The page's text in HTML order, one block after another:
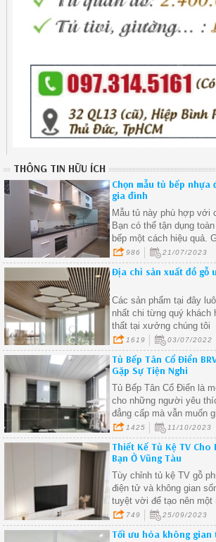
THÔNG TIN HỮU ÍCH
Chọn mẫu tủ bếp nhựa
gia đình
Mẫu tủ này phù hợp với
Bạn có thể tận dụng
bếp một cách hiệu quả.
và tạo cảm giác rộng rãi
ngăn kệ sẽ giúp bạn
ngăn nắp và tiện lợi.
986 21/07/2023
Địa chỉ sản xuất đồ gỗ
Các sản phẩm tại đây
nhất chi từng quý khách
thất tại xưởng chúng tôi
1619 03/07/2022
Tủ Bếp Tân Cổ Điển
Gặp Sự Tiện Nghi
Tủ Bếp Tân Cổ Điển là
cho những người yêu
đẳng cấp mà vẫn muốn
đại trong ngôi nhà của họ.
1425 11/10/2023
Thiết Kế Tủ Kệ TV Cho
Bạn Ở Vũng Tàu
Tùy chỉnh tủ kệ TV gỗ
điện tử và không gian
tuyệt vời để tạo nên một
vị. 749 25/09/2023
Tối ưu hóa không gian